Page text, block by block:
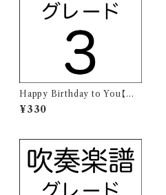
Happy Birthday to You【サ
クソフォーン四重奏楽譜・SAT
B】
¥330